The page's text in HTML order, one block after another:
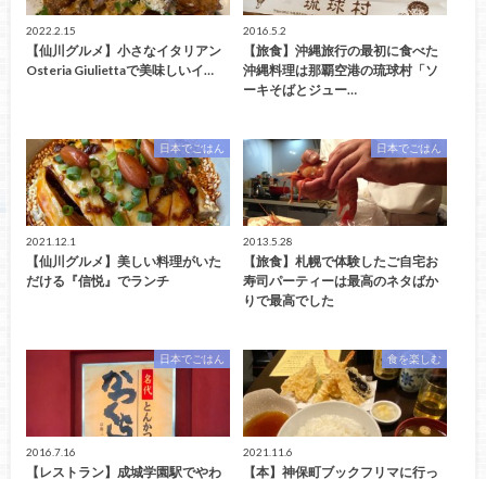
2022.2.15
【仙川グルメ】小さなイタリアン
Osteria Giuliettaで美味しいイ…
2016.5.2
【旅食】沖縄旅行の最初に食べた
沖縄料理は那覇空港の琉球村「ソ
ーキそばとジュー…
日本でごはん
2021.12.1
【仙川グルメ】美しい料理がいた
だける『信悦』でランチ
日本でごはん
2013.5.28
【旅食】札幌で体験したご自宅お
寿司パーティーは最高のネタばか
りで最高でした
日本でごはん
2016.7.16
【レストラン】成城学園駅でやわ
食を楽しむ
2021.11.6
【本】神保町ブックフリマに行っ